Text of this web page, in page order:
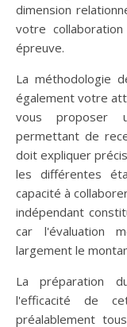
dimension
votre
épreuve.
La méthodologie
également votre
vous proposer
permettant de
doit expliquer
les différentes
capacité à
indépendant
car l'évaluation
largement le
La préparation
l'efficacité de
préalablement